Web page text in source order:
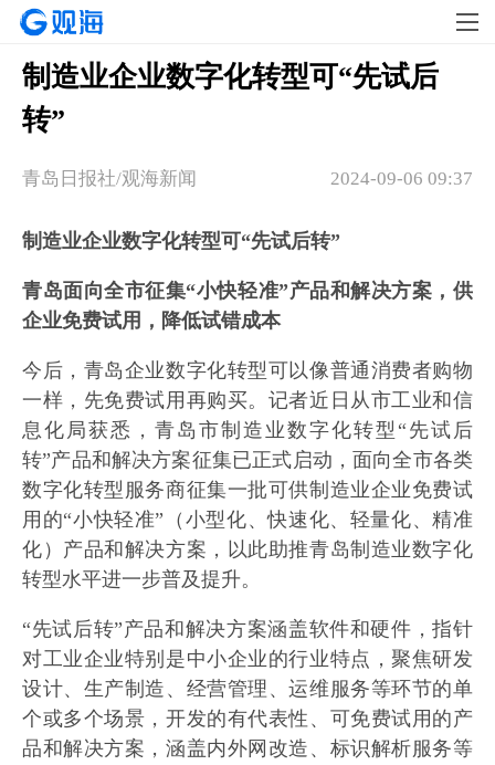
制造业企业数字化转型可“先试后
转”
2024-09-06 09:37
青岛日报社/观海新闻
制造业企业数字化转型可“先试后转”
青岛面向全市征集“小快轻准”产品和解决方案，供
企业免费试用，降低试错成本
今后，青岛企业数字化转型可以像普通消费者购物
一样，先免费试用再购买。记者近日从市工业和信
息化局获悉，青岛市制造业数字化转型“先试后
转”产品和解决方案征集已正式启动，面向全市各类
数字化转型服务商征集一批可供制造业企业免费试
用的“小快轻准”（小型化、快速化、轻量化、精准
化）产品和解决方案，以此助推青岛制造业数字化
转型水平进一步普及提升。
“先试后转”产品和解决方案涵盖软件和硬件，指针
对工业企业特别是中小企业的行业特点，聚焦研发
设计、生产制造、经营管理、运维服务等环节的单
个或多个场景，开发的有代表性、可免费试用的产
品和解决方案，涵盖内外网改造、标识解析服务等